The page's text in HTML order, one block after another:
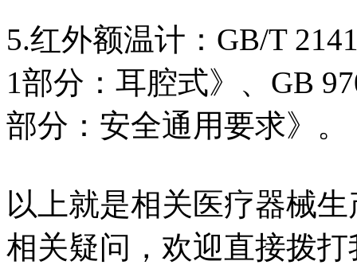
5.红外额温计：GB/T
1部分：耳腔式》、GB
部分：安全通用要求》。
以上就是相关医疗器械
相关疑问，欢迎直接拨